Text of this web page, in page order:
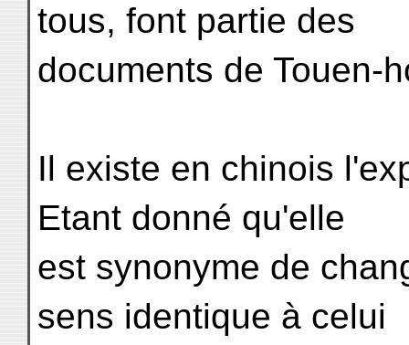
tous, font partie des
documents de Touen-
Il existe en chinois
Etant donné qu'elle
est synonyme de
sens identique à celui